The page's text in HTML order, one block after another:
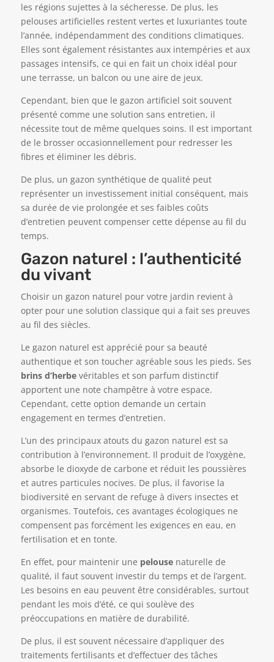
les régions sujettes à la sécheresse. De plus, les
pelouses artificielles restent vertes et luxuriantes toute
l’année, indépendamment des conditions climatiques.
Elles sont également résistantes aux intempéries et aux
passages intensifs, ce qui en fait un choix idéal pour
une terrasse, un balcon ou une aire de jeux.
Cependant, bien que le gazon artificiel soit souvent
présenté comme une solution sans entretien, il
nécessite tout de même quelques soins. Il est important
de le brosser occasionnellement pour redresser les
fibres et éliminer les débris.
De plus, un gazon synthétique de qualité peut
représenter un investissement initial conséquent, mais
sa durée de vie prolongée et ses faibles coûts
d’entretien peuvent compenser cette dépense au fil du
temps.
Gazon naturel : l’authenticité
du vivant
Choisir un gazon naturel pour votre jardin revient à
opter pour une solution classique qui a fait ses preuves
au fil des siècles.
Le gazon naturel est apprécié pour sa beauté
authentique et son toucher agréable sous les pieds. Ses
brins d’herbevéritables et son parfum distinctif
apportent une note champêtre à votre espace.
Cependant, cette option demande un certain
engagement en termes d’entretien.
L’un des principaux atouts du gazon naturel est sa
contribution à l’environnement. Il produit de l’oxygène,
absorbe le dioxyde de carbone et réduit les poussières
et autres particules nocives. De plus, il favorise la
biodiversité en servant de refuge à divers insectes et
organismes. Toutefois, ces avantages écologiques ne
compensent pas forcément les exigences en eau, en
fertilisation et en tonte.
En effet, pour maintenir une pelousenaturelle de
qualité, il faut souvent investir du temps et de l’argent.
Les besoins en eau peuvent être considérables, surtout
pendant les mois d’été, ce qui soulève des
préoccupations en matière de durabilité.
De plus, il est souvent nécessaire d’appliquer des
traitements fertilisants et d’effectuer des tâches